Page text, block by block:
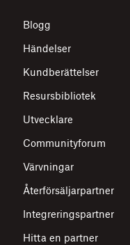
Blogg
Händelser
Kundberättelser
Resursbibliotek
Utvecklare
Communityforum
Värvningar
Återförsäljarpartner
Integreringspartner
Hitta en partner